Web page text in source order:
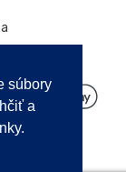
súbory
a